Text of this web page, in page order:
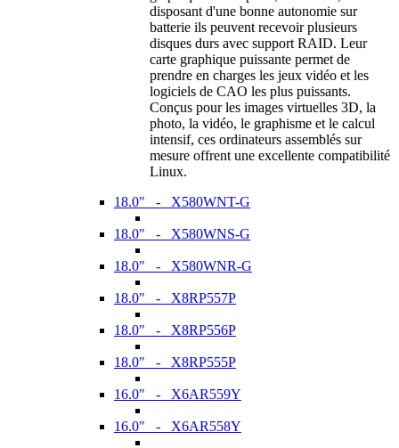
disposant d'une bonne autonomie sur
batterie ils peuvent recevoir plusieurs
disques durs avec support RAID. Leur
carte graphique puissante permet de
prendre en charges les jeux vidéo et les
logiciels de CAO les plus puissants.
Conçus pour les images virtuelles 3D, la
photo, la vidéo, le graphisme et le calcul
intensif, ces ordinateurs assemblés sur
mesure offrent une excellente compatibilité
Linux.
18.0" - X580WNT-G
18.0" - X580WNS-G
18.0" - X580WNR-G
18.0" - X8RP557P
18.0" - X8RP556P
18.0" - X8RP555P
16.0" - X6AR559Y
16.0" - X6AR558Y